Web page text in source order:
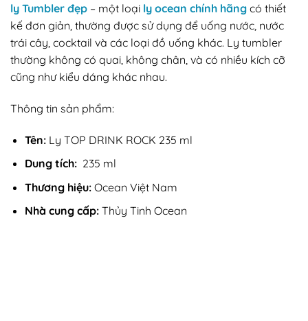
ly Tumbler đẹp – một loại ly ocean chính hãng có thiết
kế đơn giản, thường được sử dụng để uống nước, nước
trái cây, cocktail và các loại đồ uống khác. Ly tumbler
thường không có quai, không chân, và có nhiều kích cỡ
cũng như kiểu dáng khác nhau.
Thông tin sản phẩm:
Tên:Ly TOP DRINK ROCK 235 ml
Dung tích: 235 ml
Thương hiệu:Ocean Việt Nam
Nhà cung cấp:Thủy Tinh Ocean